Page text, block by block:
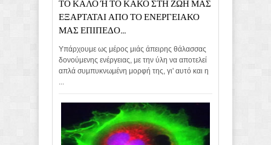
ΕΞΑΡΤΑΤΑΙ ΑΠΟ ΤΟ ΕΝΕΡΓΕΙΑΚΟ
ΜΑΣ ΕΠΙΠΕΔΟ...
Υπάρχουμε ως μέρος μιάς άπειρης θάλασσας
δονούμενης ενέργειας, με την ύλη να αποτελεί
απλά συμπυκνωμένη μορφή της, γι' αυτό και η
...